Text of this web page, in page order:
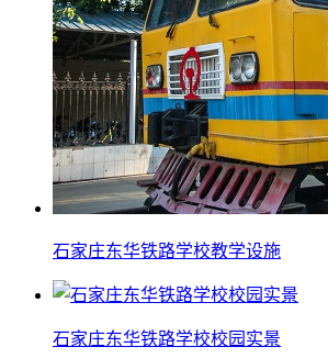
石家庄东华铁路学校教学设施
石家庄东华铁路学校校园实景